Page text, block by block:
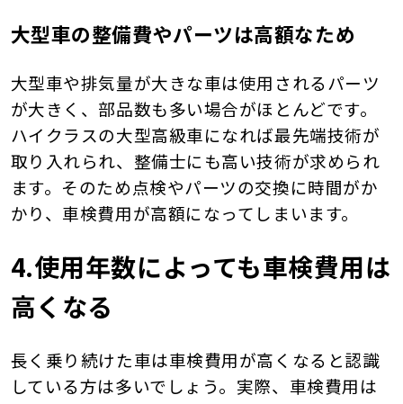
大型車の整備費やパーツは高額なため
大型車や排気量が大きな車は使用されるパーツ
が大きく、部品数も多い場合がほとんどです。
ハイクラスの大型高級車になれば最先端技術が
取り入れられ、整備士にも高い技術が求められ
ます。そのため点検やパーツの交換に時間がか
かり、車検費用が高額になってしまいます。
4.使用年数によっても車検費用は
高くなる
長く乗り続けた車は車検費用が高くなると認識
している方は多いでしょう。実際、車検費用は